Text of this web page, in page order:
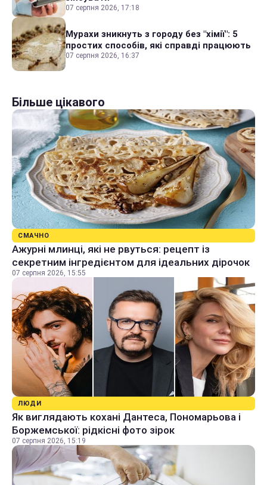
07 серпня 2026, 17:18
Мурахи зникнуть з городу без "хімії": 5
простих способів, які справді працюють
07 серпня 2026, 16:37
Більше цікавого
СМАЧНО
Ажурні млинці, які не рвуться: рецепт із
секретним інгредієнтом для ідеальних дірочок
07 серпня 2026, 15:55
ЛЮДИ
Як виглядають кохані Дантеса, Пономарьова і
Боржемської: рідкісні фото зірок
07 серпня 2026, 15:19